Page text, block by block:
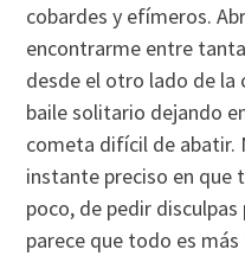
cobardes y efí­meros.
encontrarme entre
desde el otro lado de la
baile solitario dejando
cometa difí­cil de abatir.
instante preciso en que
poco, de pedir
parece que todo es